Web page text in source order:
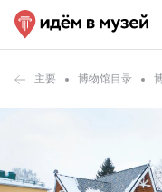
主要 博物馆目录